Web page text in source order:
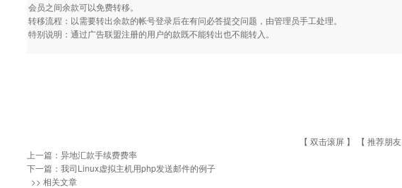
会员之间余款可以免费转移。
转移流程：以需要转出余款的帐号登录后在有问必答提交问题，由管理员手工处理。
特别说明：通过广告联盟注册的用户的款既不能转出也不能转入。
【 双击滚屏 】 【 推荐朋友
上一篇： 异地汇款手续费费率
下一篇： 我司Linux虚拟主机用php发送邮件的例子
>> 相关文章